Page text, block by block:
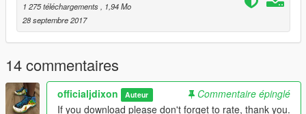
1 275 téléchargements
, 1,94 Mo
28 septembre 2017
14 commentaires
officialjdixon Auteur
Commentaire épinglé
If you download please don't forget to rate, thank you.